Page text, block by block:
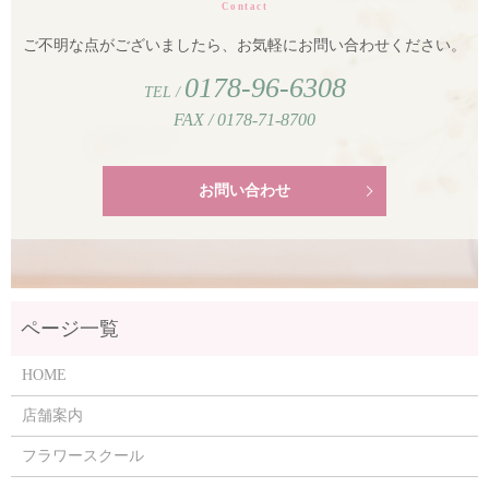
Contact
ご不明な点がございましたら、お気軽にお問い合わせください。
TEL / 0178-96-6308
FAX / 0178-71-8700
お問い合わせ
HOME
店舗案内
フラワースクール